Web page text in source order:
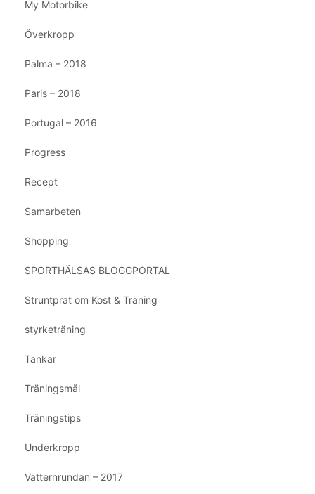
My Motorbike
Överkropp
Palma – 2018
Paris – 2018
Portugal – 2016
Progress
Recept
Samarbeten
Shopping
SPORTHÄLSAS BLOGGPORTAL
Struntprat om Kost & Träning
styrketräning
Tankar
Träningsmål
Träningstips
Underkropp
Vätternrundan – 2017